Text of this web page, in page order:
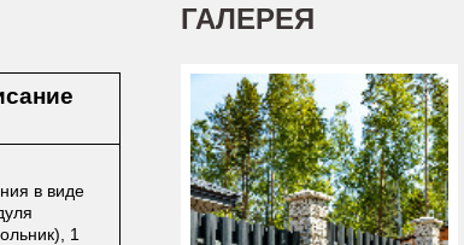
в виде
1
ГАЛЕРЕЯ